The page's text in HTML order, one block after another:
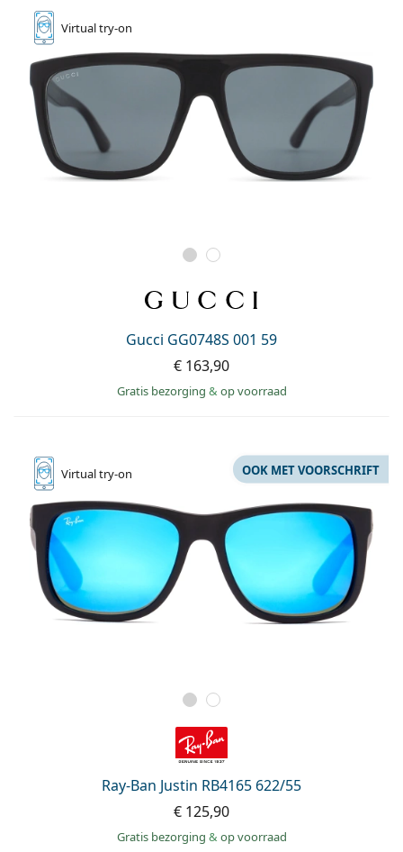
Virtualtry-on
Gucci GG0748S 001 59
€ 163,90
Gratis bezorging & op voorraad
Virtualtry-on
Ray-Ban Justin RB4165 622/55
OOK MET VOORSCHRIFT
€ 125,90
Gratis bezorging & op voorraad